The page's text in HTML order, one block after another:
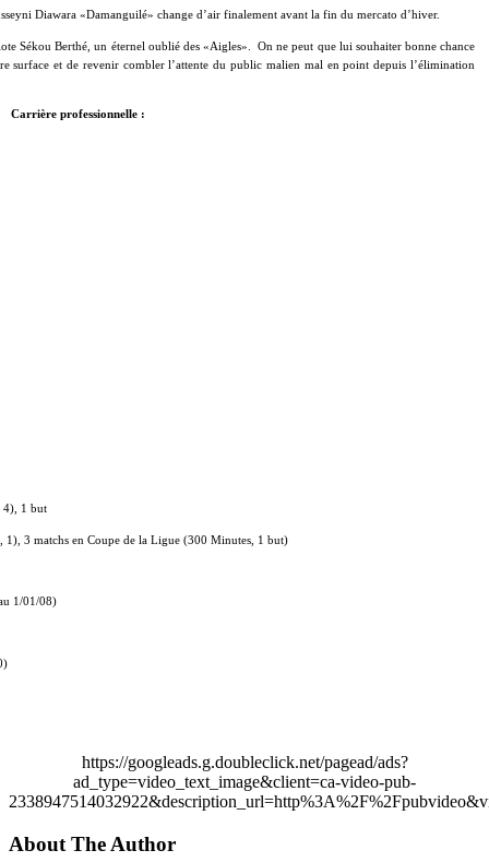
Diawara «Damanguilé» change d’air finalement avant la fin du mercato d’hiver.
Sékou Berthé, un éternel oublié des «Aigles».
On ne peut que lui souhaiter bonne chance
surface et de revenir combler l’attente du public malien mal en point depuis l’élimination
Carrière professionnelle :
4), 1 but
3 matchs en Coupe de la Ligue (300 Minutes, 1 but)
1/01/08)
https://googleads.g.doubleclick.net/pagead/ads?
ad_type=video_text_image&client=ca-video-pub-
About The Author